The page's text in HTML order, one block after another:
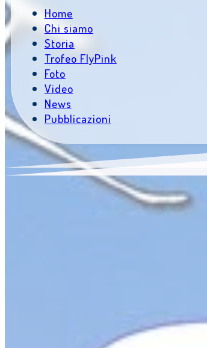
Home
Chi siamo
Storia
Trofeo FlyPink
Foto
Video
News
Pubblicazioni